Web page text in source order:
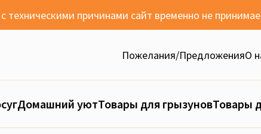
техническими причинами сайт временно не
Пожелания/ПредложенияО
Домашний уютТовары для грызуновТовары